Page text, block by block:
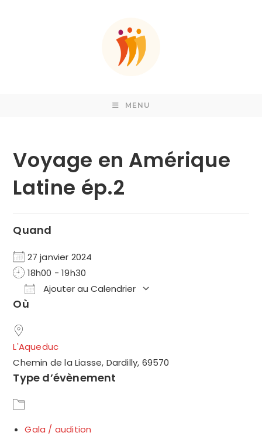
MENU
Voyage en Amérique
Latine ép.2
Quand
27 janvier 2024
18h00 - 19h30
Ajouter au Calendrier
Où
L'Aqueduc
Chemin de la Liasse, Dardilly, 69570
Type d’évènement
Gala / audition